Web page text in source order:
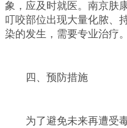
象，应及时就医。南京肤
叮咬部位出现大量化脓、
染的发生，需要专业治疗。
四、预防措施
为了避免未来再遭受毒